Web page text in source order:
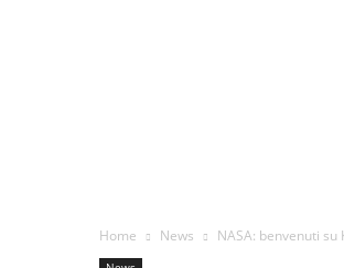
Home News NASA: benvenuti